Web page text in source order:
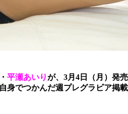
平瀬あいりが、3月4日（月）発
でつかんだ週プレグラビア掲